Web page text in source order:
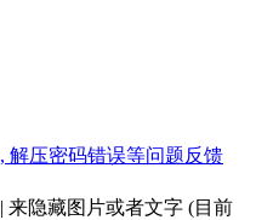
解压密码错误等问题反馈
来隐藏图片或者文字 (目前